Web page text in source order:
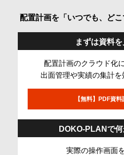
配置計画を「いつでも、ど
まずは資料を
配置計画のクラウド化
出面管理や実績の集計
【無料】PDF資
DOKO-PLANで
実際の操作画面